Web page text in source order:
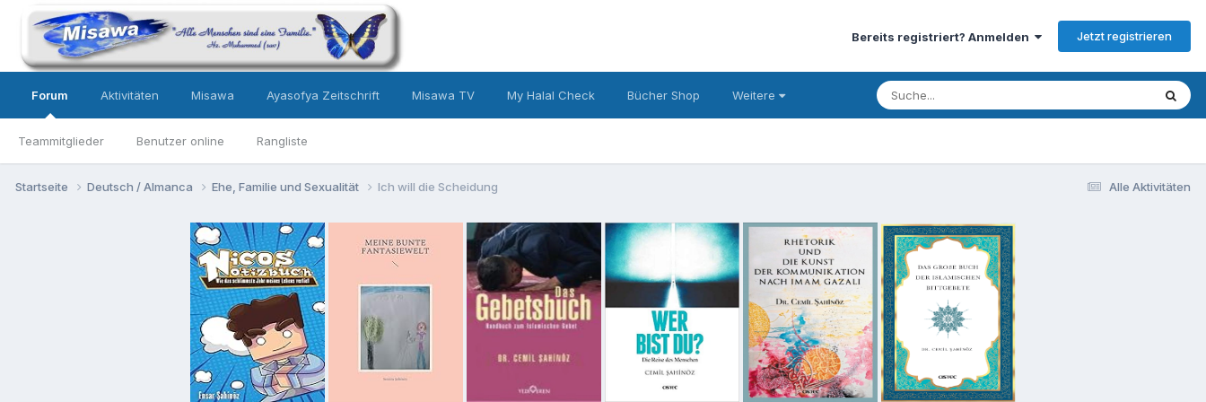
Bereits registriert? Anmelden Jetzt registrieren
Forum
Teammitglieder Benutzer online Rangliste
Aktivitäten Misawa Ayasofya Zeitschrift Misawa TV My Halal Check Bücher Shop Weitere
Alle Aktivitäten
Startseite Deutsch / Almanca Ehe, Familie und Sexualität Ich will die Scheidung